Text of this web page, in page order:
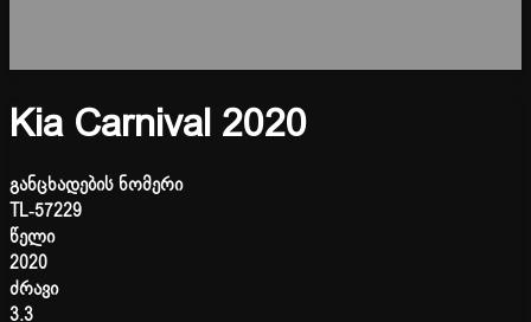
Kia Carnival 2020
განცხადების ნომერი
TL-57229
წელი
2020
ძრავი
3.3